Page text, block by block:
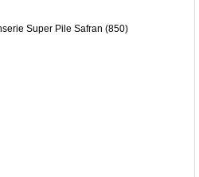
Super Pile Safran (850)